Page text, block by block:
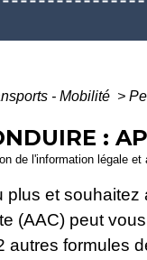
- Mobilité >
:
de l'information légale
plus et
(AAC) peut
autres formules